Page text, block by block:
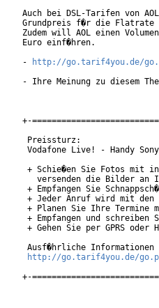
Auch bei DSL-Tarifen von
Grundpreis f�r die Flatrate
Zudem will AOL einen
Euro einf�hren.
-
http://go.tarif4you.de/
- Ihre Meinung zu diesem
+-
Preissturz:
Vodafone Live! - Handy
+ Schie�en Sie Fotos mit
versenden die Bilder an
+ Empfangen Sie
+ Jeder Anruf wird mit den
+ Planen Sie Ihre Termine
+ Empfangen und
+ Gehen Sie per GPRS oder
Ausf�hrliche Informationen
http://go.tarif4you.de/
+-